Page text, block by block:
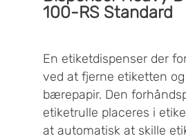
100-RS Standard
En etiketdispenser der
ved at fjerne etiketten
bærepapir. Den
etiketrulle placeres i
at automatisk at skille